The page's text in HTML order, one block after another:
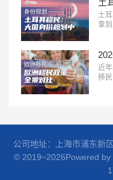
土
拿
近
移
公司地址：上海市浦东新
© 2019~2026Powered by